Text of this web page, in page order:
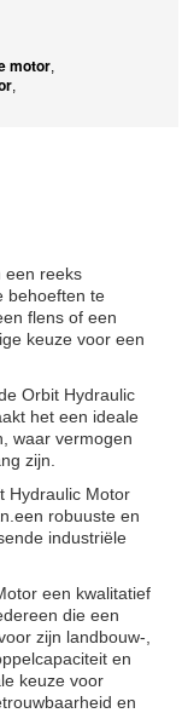
motor,
,
een reeks
behoeften te
flens of een
keuze voor een
Orbit Hydraulic
het een ideale
waar vermogen
zijn.
Hydraulic Motor
robuuste en
industriële
een kwalitatief
die een
zijn landbouw-,
en
keuze voor
en